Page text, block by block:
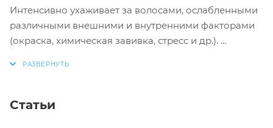
Интенсивно ухаживает за волосами, ослабленными
различными внешними и внутренними факторами
(окраска, химическая завивка, стресс и др.).
Волосы приобретают гладкость и лучше
Статьи